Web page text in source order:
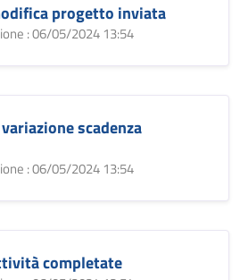
progetto inviata
: 06/05/2024 13:54
scadenza
: 06/05/2024 13:54
completate